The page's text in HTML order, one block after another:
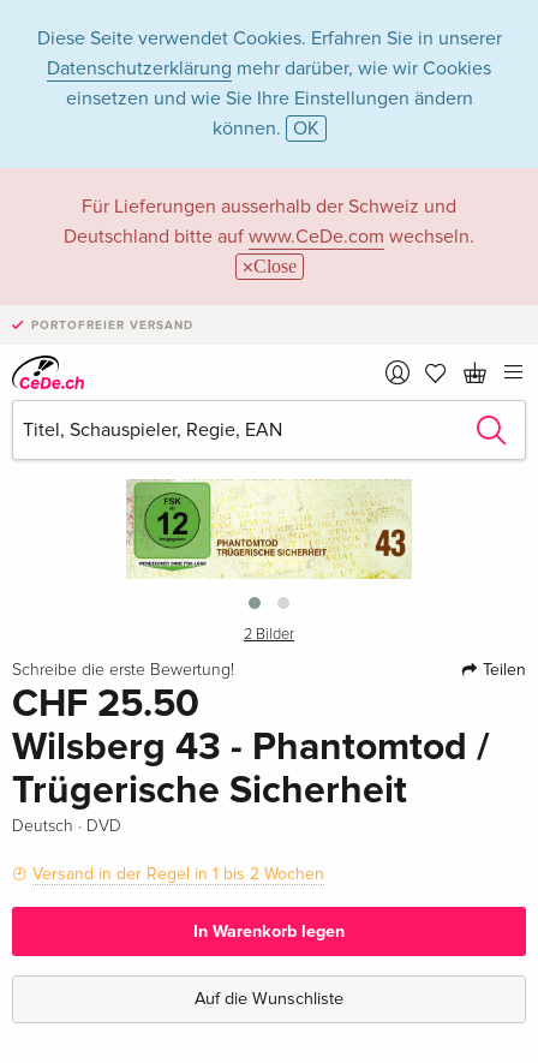
Diese Seite verwendet Cookies. Erfahren Sie in unserer
Datenschutzerklärung mehr darüber, wie wir Cookies
einsetzen und wie Sie Ihre Einstellungen ändern
können. OK
Für Lieferungen ausserhalb der Schweiz und
Deutschland bitte auf www.CeDe.com wechseln.
Close
PORTOFREIER VERSAND
›
2 Bilder
Schreibe die erste Bewertung! Teilen
CHF 25.50
Wilsberg 43 - Phantomtod /
Trügerische Sicherheit
Deutsch · DVD
Versand in der Regel in 1 bis 2 Wochen
In Warenkorb legen
Auf die Wunschliste